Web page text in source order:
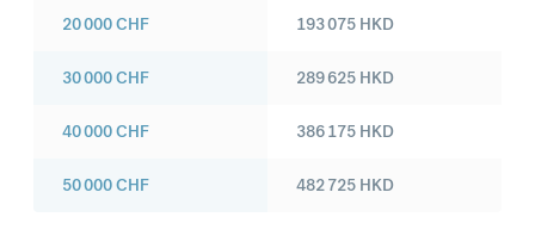
20 000CHF
30 000CHF
40 000CHF
50 000CHF
193 075 HKD
289 625 HKD
386 175 HKD
482 725 HKD